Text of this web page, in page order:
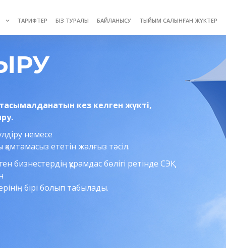
ТАРИФТЕР БІЗ ТУРАЛЫ БАЙЛАНЫСУ ТЫЙЫМ САЛЫНҒАН ЖҮКТЕР
тасымалданатын кез келген жүкті,
немесе
ететін жалғыз тәсіл.
бизнестердің құрамдас бөлігі ретінде СЭҚ
бірі болып табылады.